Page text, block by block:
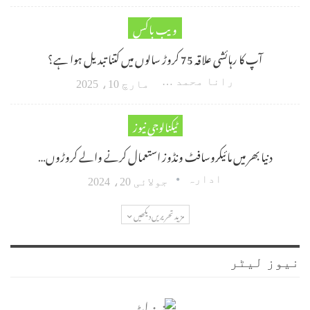
ویب باکس
آپ کا رہائشی علاقہ 75 کروڑ سالوں میں کتنا تبدیل ہوا ہے؟
رانا محمد امین اکبر مارچ 10، 2025
ٹیکنالوجی نیوز
دنیا بھر میں مائیکروسافٹ ونڈوز استعمال کرنے والے کروڑوں…
ادارہ جولائی 20، 2024
مزید تحریریں دیکھیں
نیوز لیٹر